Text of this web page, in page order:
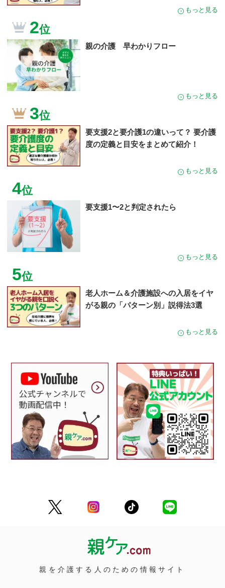
もっと見る
2位
親の介護 早わかりフロー
もっと見る
3位
要支援2と要介護1の違いって？ 要介護
度の定義と目安をまとめて紹介！
もっと見る
4位
要支援1〜2と判定されたら
もっと見る
5位
老人ホーム＆介護施設への入居をイヤ
がる親の「パターン別」説得法3選
もっと見る
親を介護する人のための情報サイト